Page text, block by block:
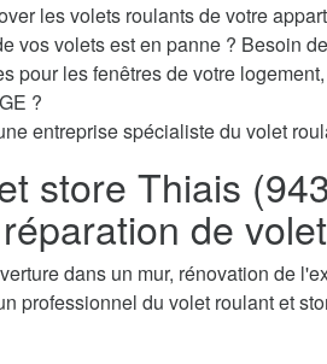
les volets roulants de votre
vos volets est en panne ? Besoin
pour les fenêtres de votre
?
entreprise spécialiste du volet
store Thiais
de
dans un mur, rénovation de
professionnel du volet roulant et